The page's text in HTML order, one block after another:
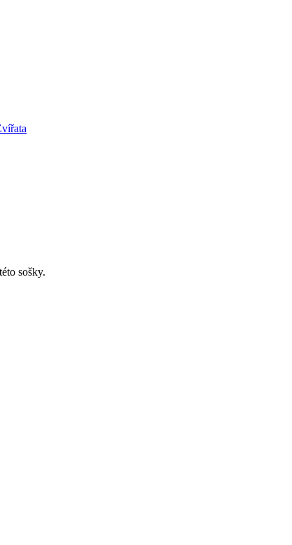
sošky.